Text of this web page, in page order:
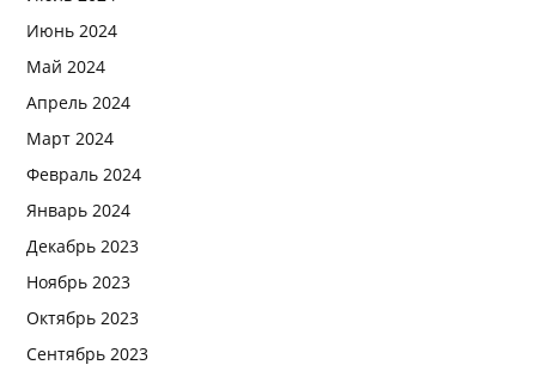
Июнь 2024
Май 2024
Апрель 2024
Март 2024
Февраль 2024
Январь 2024
Декабрь 2023
Ноябрь 2023
Октябрь 2023
Сентябрь 2023